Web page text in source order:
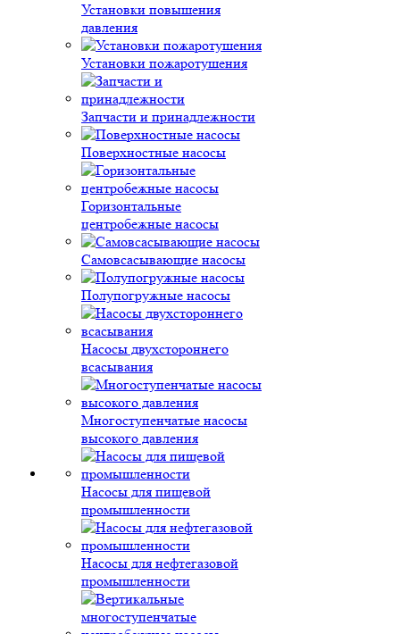
Установки повышения
давления
Установки пожаротушения
Запчасти и принадлежности
Поверхностные насосы
Горизонтальные
центробежные насосы
Самовсасывающие насосы
Полупогружные насосы
Насосы двухстороннего
всасывания
Многоступенчатые насосы
высокого давления
Насосы для пищевой
промышленности
Насосы для нефтегазовой
промышленности